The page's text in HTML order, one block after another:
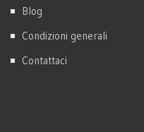
Blog
Condizioni generali
Contattaci